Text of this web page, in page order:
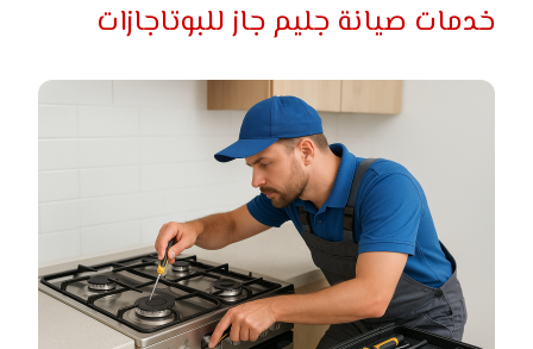
خدمات صيانة جليم جاز للبوتاجازات